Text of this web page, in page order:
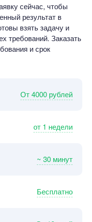
сейчас, чтобы
результат в
взять задачу и
требований. Заказать
и срок
От 4000 рублей
от 1 недели
~ 30 минут
Бесплатно